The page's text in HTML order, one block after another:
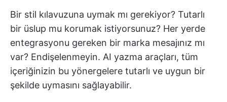
Bir stil kılavuzuna uymak mı gerekiyor? Tutarlı
bir üslup mu korumak istiyorsunuz? Her yerde
entegrasyonu gereken bir marka mesajınız mı
var? Endişelenmeyin. AI yazma araçları, tüm
içeriğinizin bu yönergelere tutarlı ve uygun bir
şekilde uymasını sağlayabilir.